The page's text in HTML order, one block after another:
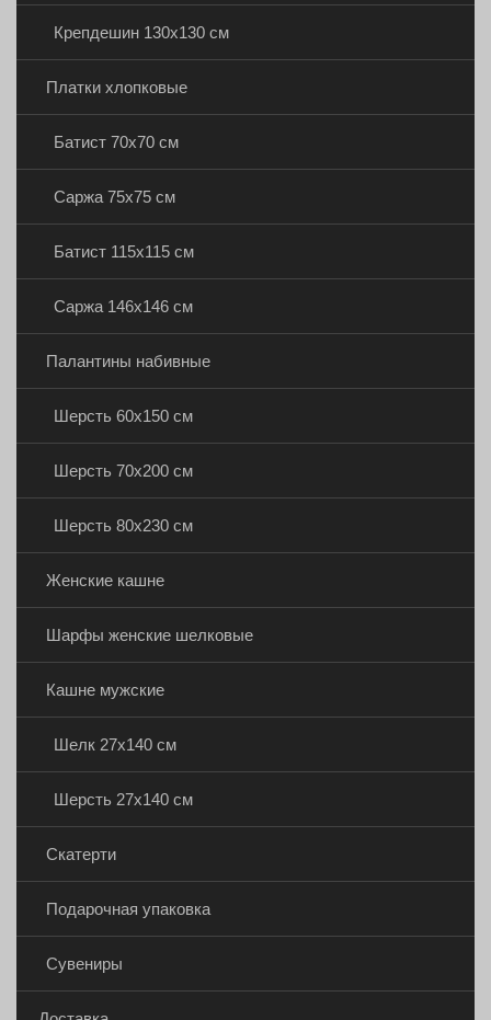
Крепдешин 130х130 см
Платки хлопковые
Батист 70х70 см
Саржа 75х75 см
Батист 115х115 см
Саржа 146х146 см
Палантины набивные
Шерсть 60х150 см
Шерсть 70х200 см
Шерсть 80х230 см
Женские кашне
Шарфы женские шелковые
Кашне мужские
Шелк 27х140 см
Шерсть 27х140 см
Скатерти
Подарочная упаковка
Сувениры